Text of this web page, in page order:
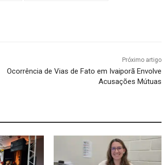
Próximo artigo
Ocorrência de Vias de Fato em Ivaiporã Envolve
Acusações Mútuas